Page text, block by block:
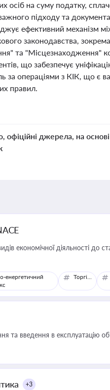
на суму податку,
підходу та
ефективний механізм
законодавства,
та "Місцезнаходження"
що забезпечує
за операціями з КІК, що є
правил.
офіційні джерела, на
економічної діяльності до
енергетичний
Торгівля
та введення в експлуатацію
+3